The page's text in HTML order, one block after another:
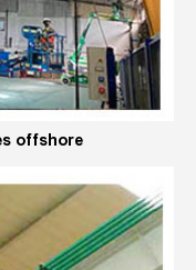
offshore